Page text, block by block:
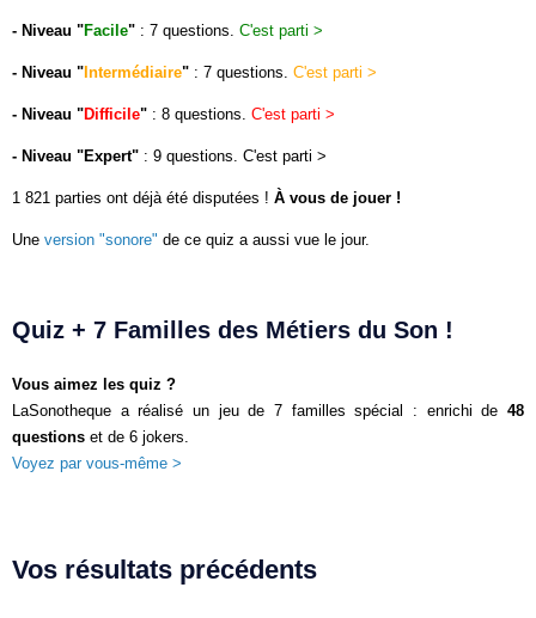
- Niveau "Facile" : 7 questions. C'est parti >
- Niveau " Intermédiaire" : 7 questions. C'est parti >
- Niveau "Difficile" : 8 questions. C'est parti >
- Niveau "Expert" : 9 questions. C'est parti >
1 821 parties ont déjà été disputées ! À vous de jouer !
Une version "sonore" de ce quiz a aussi vue le jour.
Quiz + 7 Familles des Métiers du Son !
Vous aimez les quiz ?
LaSonotheque a réalisé un jeu de 7 familles spécial : enrichi de 48
questions et de 6 jokers.
Voyez par vous-même >
Vos résultats précédents